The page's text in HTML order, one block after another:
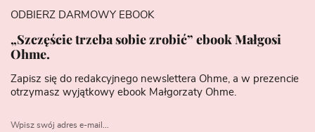
ODBIERZ DARMOWY EBOOK
„Szczęście trzeba sobie zrobić” ebook Małgosi
Ohme.
Zapisz się do redakcyjnego newslettera Ohme, a w prezencie
otrzymasz wyjątkowy ebook Małgorzaty Ohme.
Wpisz swój adres e-mail...